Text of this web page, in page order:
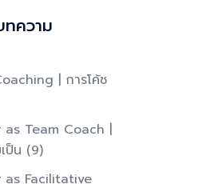
ความ
| การโค้ช
Team Coach |
ป็น​ (9)
Facilitative